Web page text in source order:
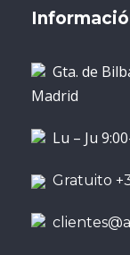
Gta. de
Madrid
Lu – Ju
Gratuito